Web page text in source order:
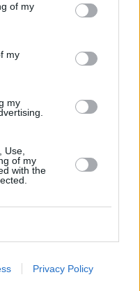
of my
my
my
Use,
of my
with the
Privacy Policy
Ζητούν ένταξη στο